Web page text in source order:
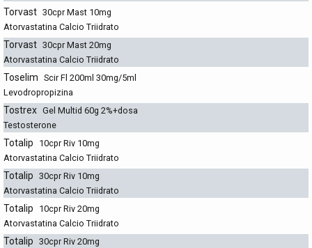
Torvast 30cpr Mast 10mg
Atorvastatina Calcio Triidrato
Torvast 30cpr Mast 20mg
Atorvastatina Calcio Triidrato
Toselim Scir Fl 200ml 30mg/5ml
Levodropropizina
Tostrex Gel Multid 60g 2%+dosa
Testosterone
Totalip
10cpr Riv 10mg
Atorvastatina Calcio Triidrato
Totalip 30cpr Riv 10mg
Atorvastatina Calcio Triidrato
Totalip
10cpr Riv 20mg
Atorvastatina Calcio Triidrato
Totalip 30cpr Riv 20mg